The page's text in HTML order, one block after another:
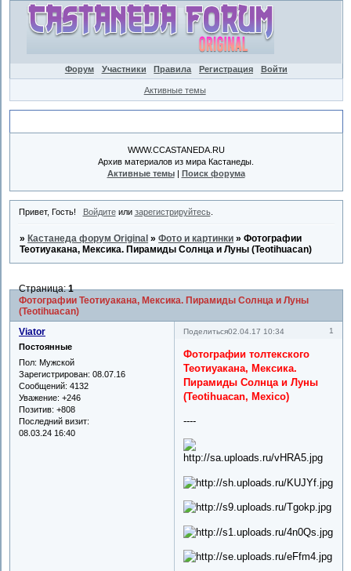
Форум Участники Правила Регистрация Войти
Активные темы
WWW.CCASTANEDA.RU
Архив материалов из мира Кастанеды.
Активные темы| Поиск форума
Привет, Гость! Войдитеили зарегистрируйтесь.
» Кастанеда форум Original »Фото и картинки »Фотографии
Теотиуакана, Мексика. Пирамиды Солнца и Луны (Teotihuacan)
Фотографии Теотиуакана, Мексика. Пирамиды Солнца и Луны
(Teotihuacan)
Страница:1
Поделиться 1
02.04.17 10:34
Viator
Постоянные
Пол: Мужской
Зарегистрирован: 08.07.16
Сообщений: 4132
Уважение: +246
Позитив: +808
Последний визит:
08.03.24 16:40
Фотографии толтекского
Теотиуакана, Мексика.
Пирамиды Солнца и Луны
(Teotihuacan, Mexico)
----